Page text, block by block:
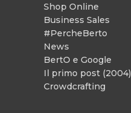
Shop Online
Business Sales
#PercheBerto
News
BertO e Google
Il primo post (2004)
Crowdcrafting